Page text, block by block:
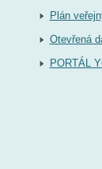
Plán
Otevřená
PORTÁL